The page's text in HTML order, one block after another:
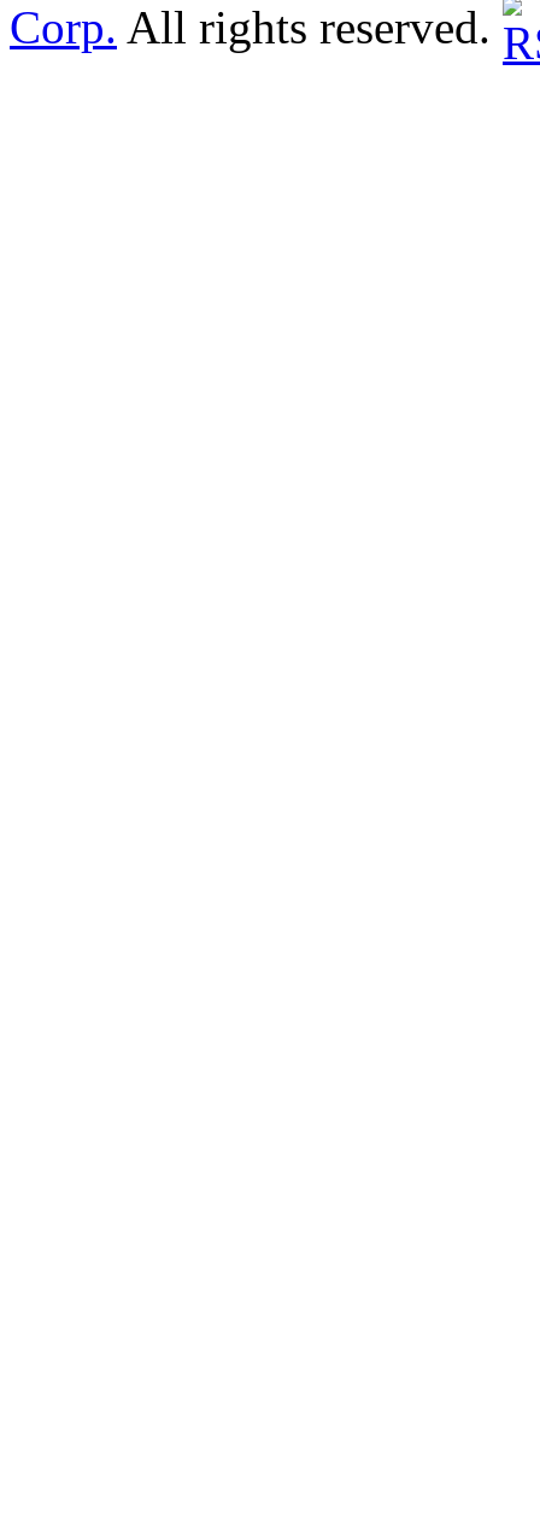
Corp. All rights reserved.